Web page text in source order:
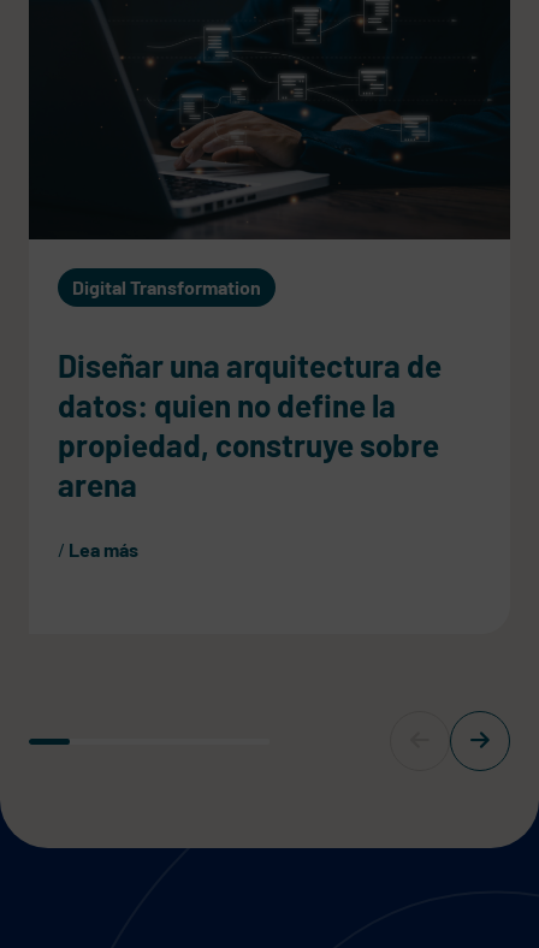
Digital Transformation
Diseñar una arquitectura de
datos: quien no define la
propiedad, construye sobre
arena
Lea más